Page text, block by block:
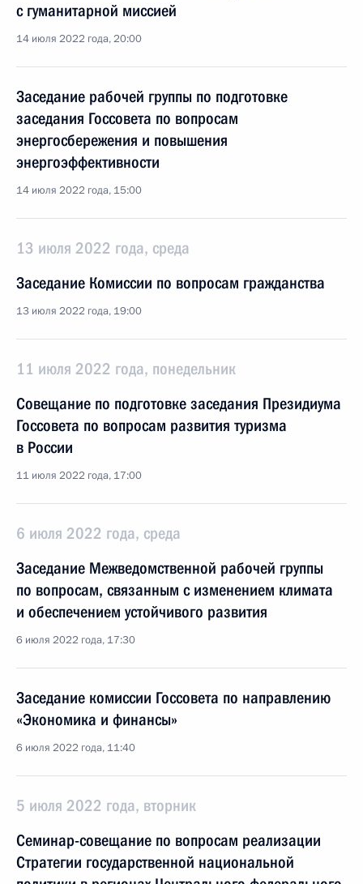
с гуманитарной миссией
14 июля 2022 года, 20:00
Заседание рабочей группы по подготовке
заседания Госсовета по вопросам
энергосбережения и повышения
энергоэффективности
14 июля 2022 года, 15:00
13 июля 2022 года, среда
Заседание Комиссии по вопросам гражданства
13 июля 2022 года, 19:00
11 июля 2022 года, понедельник
Совещание по подготовке заседания Президиума
Госсовета по вопросам развития туризма
в России
11 июля 2022 года, 17:00
6 июля 2022 года, среда
Заседание Межведомственной рабочей группы
по вопросам, связанным с изменением климата
и обеспечением устойчивого развития
6 июля 2022 года, 17:30
Заседание комиссии Госсовета по направлению
«Экономика и финансы»
6 июля 2022 года, 11:40
5 июля 2022 года, вторник
Семинар-совещание по вопросам реализации
Стратегии государственной национальной